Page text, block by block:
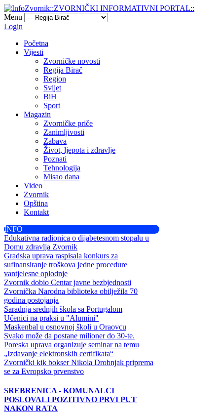
Menu
Login
Početna
Vijesti
Zvorničke novosti
Regija Birač
Region
Svijet
BiH
Sport
Magazin
Zvorničke priče
Zanimljivosti
Zabava
Život, ljepota i zdravlje
Poznati
Tehnologija
Misao dana
Video
Zvornik
Opština
Kontakt
INFO
Edukativna radionica o dijabetesnom stopalu u
Domu zdravlja Zvornik
Gradska uprava raspisala konkurs za
sufinansiranje troškova jedne procedure
vantjelesne oplodnje
Zvornik dobio Centar javne bezbjednosti
Zvornička Narodna biblioteka obilježila 70
godina postojanja
Saradnja srednjih škola sa Portugalom
Učenici na praksi u "Alumini"
Maskenbal u osnovnoj školi u Oraovcu
Svako može da postane milioner do 30-te.
Poreska uprava organizuje seminar na temu
„Izdavanje elektronskih certifikata“
Zvornički kik bokser Nikola Drobnjak priprema
se za Evropsko prvenstvo
SREBRENICA - KOMUNALCI
POSLOVALI POZITIVNO PRVI PUT
NAKON RATA